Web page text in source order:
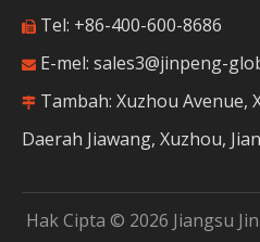
 Tel: +86-400-600-8686
 E-mel: sales3@jinpeng-
 Tambah: Xuzhou Avenue,
Daerah Jiawang, Xuzhou,
Hak Cipta © 2026 Jiangsu